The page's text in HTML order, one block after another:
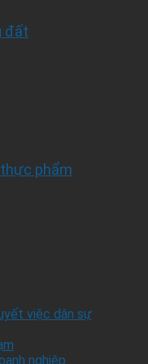
đất
phẩm
việc dân sự
nghiệp